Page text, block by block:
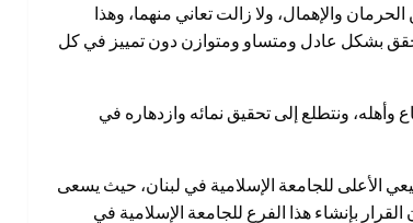
والإهمال، ولا زالت تعاني منهما، وهذا
بشكل عادل ومتساو ومتوازن دون تمييز في كل
وأهله، ونتطلع إلى تحقيق نمائه وازدهاره في
الأعلى للجامعة الإسلامية في لبنان، حيث يسعى
بإنشاء هذا الفرع للجامعة الإسلامية في